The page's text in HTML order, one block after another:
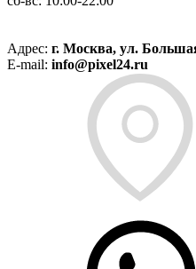
Адрес: г. Москва, ул.
E-mail: info@pixel24.ru